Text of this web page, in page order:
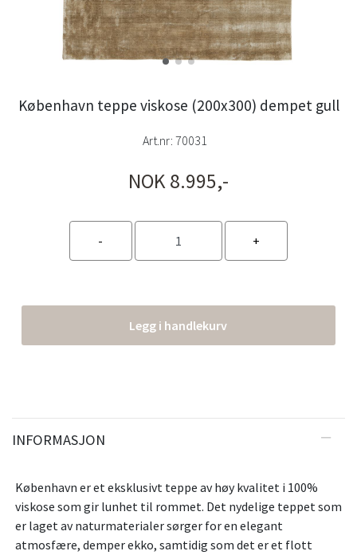
København teppe viskose (200x300) dempet gull
Art.nr: 70031
NOK 8.995,-
Legg i handlekurv
INFORMASJON
København er et eksklusivt teppe av høy kvalitet i 100%
viskose som gir lunhet til rommet. Det nydelige teppet som
er laget av naturmaterialer sørger for en elegant
atmosfære, demper ekko, samtidig som det er et flott